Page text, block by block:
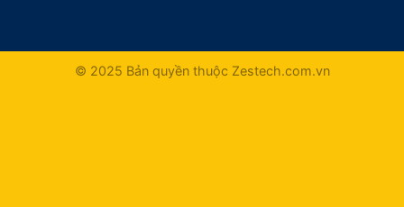
© 2025 Bản quyền thuộc Zestech.com.vn